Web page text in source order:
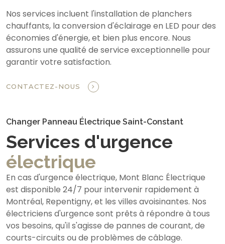
Nos services incluent l'installation de planchers
chauffants, la conversion d'éclairage en LED pour des
économies d'énergie, et bien plus encore. Nous
assurons une qualité de service exceptionnelle pour
garantir votre satisfaction.
CONTACTEZ-NOUS
Changer Panneau Électrique Saint-Constant
Services d'urgence
électrique
En cas d'urgence électrique, Mont Blanc Électrique
est disponible 24/7 pour intervenir rapidement à
Montréal, Repentigny, et les villes avoisinantes. Nos
électriciens d'urgence sont prêts à répondre à tous
vos besoins, qu'il s'agisse de pannes de courant, de
courts-circuits ou de problèmes de câblage.